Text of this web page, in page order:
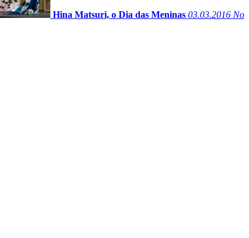
Hina Matsuri, o Dia das Meninas 03.03.2016 No